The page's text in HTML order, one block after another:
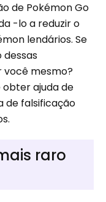
de Pokémon Go
-lo a reduzir o
lendários. Se
você mesmo?
ajuda de
de falsificação
raro